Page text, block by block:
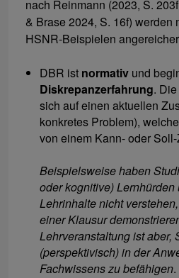
nach Reinmann (2023, S.
& Brase 2024, S. 16f) werden
HSNR-Beispielen
DBR ist normativ und
Diskrepanzerfahrung.
sich auf einen aktuellen
konkretes Problem),
von einem Kann- oder
Beispielsweise haben
oder kognitive) Lernhürden
Lehrinhalte nicht
einer Klausur
Lehrveranstaltung ist aber,
(perspektivisch) in der
Fachwissens zu befähigen.